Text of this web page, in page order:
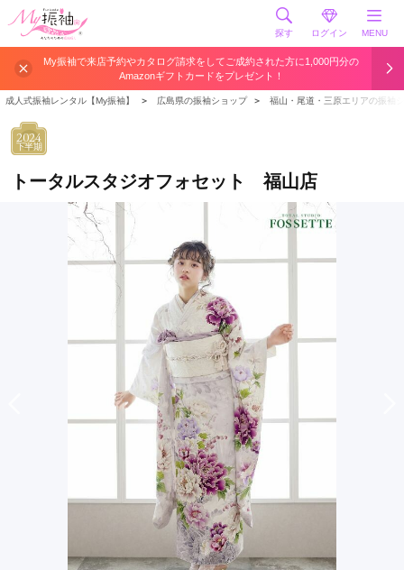
探す ログイン MENU
My振袖で来店予約やカタログ請求をしてご成約された方に1,000円分の
Amazonギフトカードをプレゼント！
成人式振袖レンタル【My振袖】 ＞ 広島県の振袖ショップ ＞ 福山・尾道・三原エリアの振袖
2024
下半期
トータルスタジオフォセット 福山店